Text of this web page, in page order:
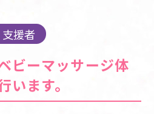
援者
ビーマッサージ体
います。